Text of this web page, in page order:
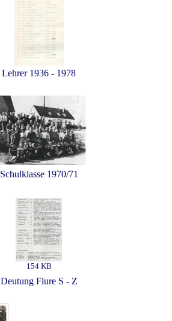
Lehrer 1936 - 1978
Schulklasse 1970/71
154 KB
Deutung Flure S - Z